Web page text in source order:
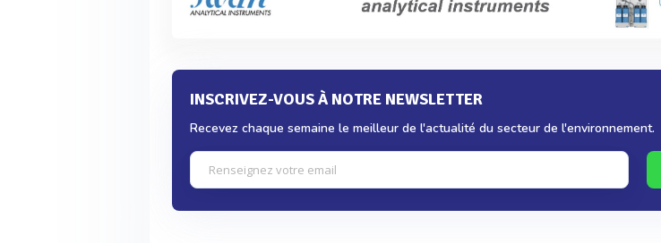
INSCRIVEZ-VOUS À NOTRE NEWSLETTER
Recevez chaque semaine le meilleur de l'actualité du secteur de l'environnement.